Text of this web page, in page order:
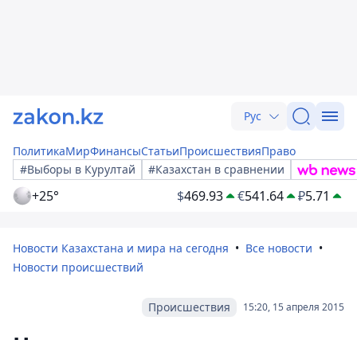
Рус
ПолитикаМирФинансыСтатьиПроисшествияПраво
#Выборы в Курултай
#Казахстан в сравнении
+25° $469.93 €541.64 ₽5.71
Новости Казахстана и мира на сегодня
Все новости
Новости происшествий
15:20, 15 апреля 2015
Происшествия